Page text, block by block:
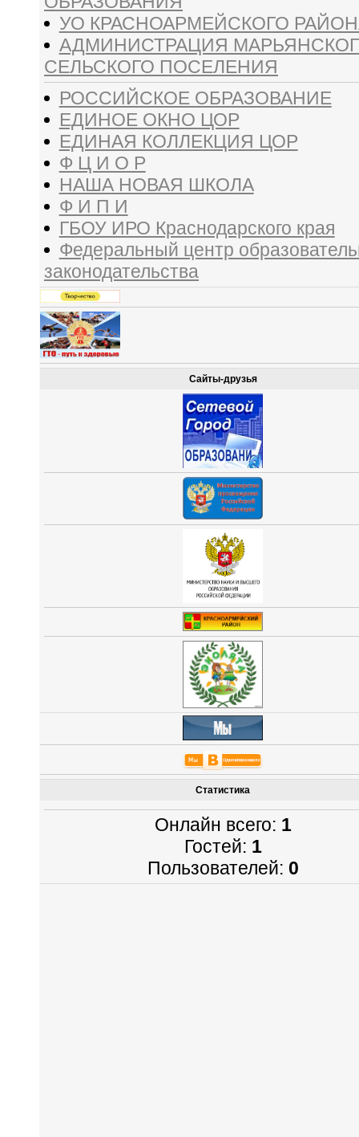
УО КРАСНОАРМЕЙСКОГО
АДМИНИСТРАЦИЯ
СЕЛЬСКОГО ПОСЕЛЕНИЯ
РОССИЙСКОЕ ОБРАЗОВАНИЕ
ЕДИНОЕ ОКНО ЦОР
ЕДИНАЯ КОЛЛЕКЦИЯ ЦОР
Ф Ц И О Р
НАША НОВАЯ ШКОЛА
Ф И П И
ГБОУ ИРО Краснодарского края
Федеральный центр
законодательства
Сайты-друзья
Статистика
Онлайн всего: 1
Гостей: 1
Пользователей: 0